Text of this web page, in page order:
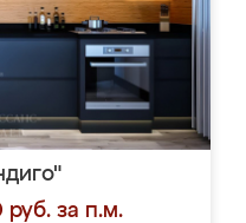
руб. за п.м.